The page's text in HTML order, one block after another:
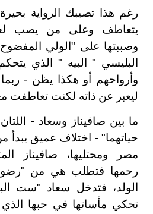
رغم هذا تصيبك الرواية
يتعاطف وعلى من يصب
وصببتها على "الولي
البليسي " البيه " الذي
وأرواحهم أو هكذا يظن -
ليعبر عن ذاته لكنت تعاطفت
ما بين صافيناز وسعاد -
حياتهما" - اختلاف عميق يبدأ
مصر ومحتليها، صافيناز
رحمها فتطلب هي من
الولد، فتدخل سعاد "ست
تحكي مأساتها في حبها الذي